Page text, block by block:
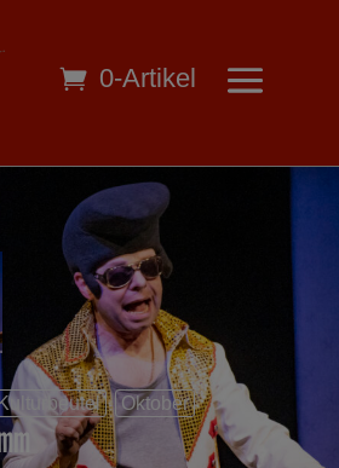
0-Artikel
Kulturbeutel Oktober